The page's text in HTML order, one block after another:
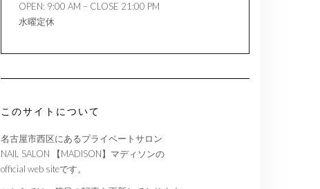
OPEN: 9:00 AM – CLOSE 21:00 PM
水曜定休
このサイトについて
名古屋市西区にあるプライベートサロン
NAIL SALON 【MADISON】マディソンの
official web siteです。